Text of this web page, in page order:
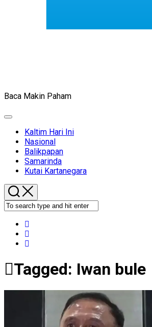
Baca Makin Paham
Expand
Kaltim Hari Ini
Nasional
Balikpapan
Samarinda
Kutai Kartanegara
Tagged: Iwan bule